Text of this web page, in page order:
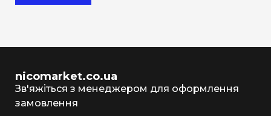
nicomarket.co.ua
Зв'яжіться з менеджером для оформлення
замовлення